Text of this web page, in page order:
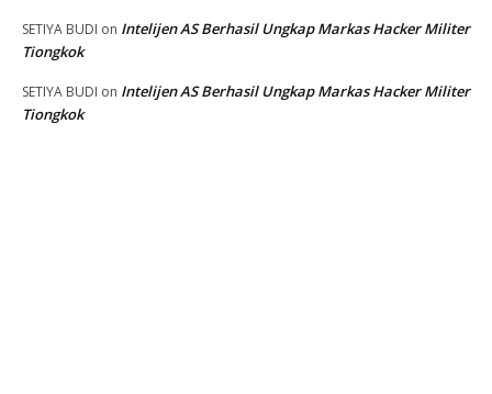
SETIYA BUDI on Intelijen AS Berhasil Ungkap Markas Hacker Militer
Tiongkok
SETIYA BUDI on Intelijen AS Berhasil Ungkap Markas Hacker Militer
Tiongkok